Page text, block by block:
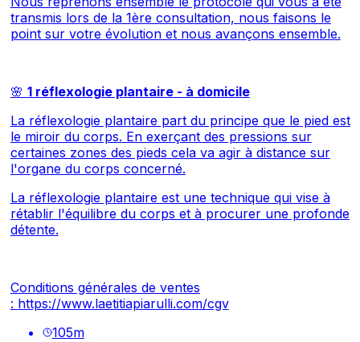
transmis lors de la 1ère consultation, nous faisons le
point sur votre évolution et nous avançons ensemble.
🌸 1 réflexologie plantaire - à domicile
La réflexologie plantaire part du principe que le pied est
le miroir du corps. En exerçant des pressions sur
certaines zones des pieds cela va agir à distance sur
l'organe du corps concerné.
La réflexologie plantaire est une technique qui vise à
rétablir l'équilibre du corps et à procurer une profonde
détente.
Conditions générales de ventes
: https://www.laetitiapiarulli.com/cgv
105m